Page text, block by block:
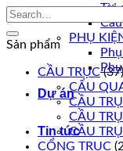
Tời
PHỤ
Dự án
Tin tức
Sản phẩm
CẦU TRỤC (37)
CẨU
CẦU
CẦU
CẦU
CỔNG TRỤC